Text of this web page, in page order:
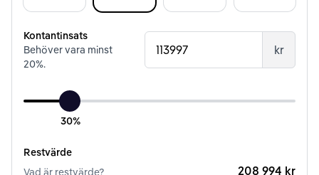
Kontantinsats
Behöver vara minst
20%.
kr
30%
Restvärde
Vad är restvärde?
208 994 kr